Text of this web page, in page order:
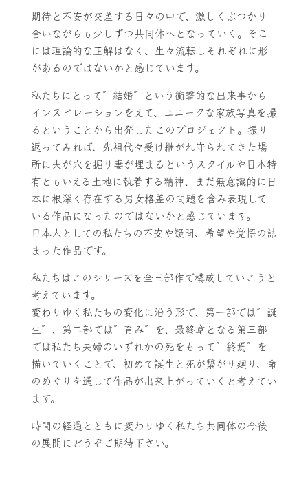
期待と不安が交差する日々の中で、激しくぶつかり
合いながらも少しずつ共同体へとなっていく。そこ
には理論的な正解はなく、生々流転しそれぞれに形
があるのではないかと感じています。
私たちにとって”結婚”という衝撃的な出来事から
インスピレーションをえて、ユニークな家族写真を撮
るということから出発したこのプロジェクト。振り
返ってみれば、先祖代々受け継がれ守られてきた場
所に夫が穴を掘り妻が埋まるというスタイルや日本特
有ともいえる土地に執着する精神、まだ無意識的に日
本に根深く存在する男女格差の問題を含み表現して
いる作品になったのではないかと感じています。
日本人としての私たちの不安や疑問、希望や覚悟の詰
まった作品です。
私たちはこのシリーズを全三部作で構成していこうと
考えています。
変わりゆく私たちの変化に沿う形で、第一部では”誕
生”、第二部では”育み”を、最終章となる第三部
では私たち夫婦のいずれかの死をもって”終焉”を
描いていくことで、初めて誕生と死が繋がり廻り、命
のめぐりを通して作品が出来上がっていくと考えてい
ます。
時間の経過とともに変わりゆく私たち共同体の今後
の展開にどうぞご期待下さい。